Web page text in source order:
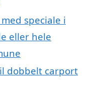
speciale i
eller hele
dobbelt carport